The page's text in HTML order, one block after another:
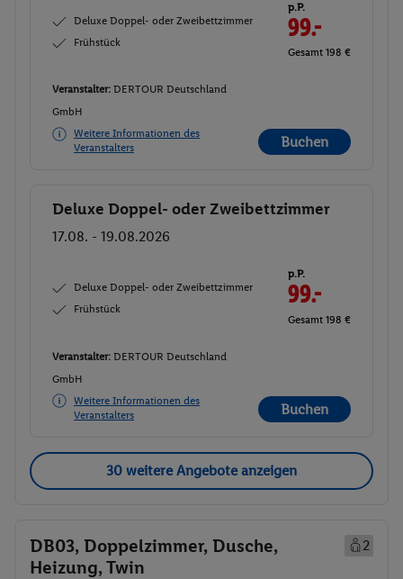
Deluxe Doppel- oder Zweibettzimmer
Frühstück
p.P.
99.-
Gesamt 198 €
Veranstalter: DERTOUR Deutschland
GmbH
Weitere Informationen des
Veranstalters
Buchen
Buchen
Deluxe Doppel- oder Zweibettzimmer
17.08. - 19.08.2026
Deluxe Doppel- oder Zweibettzimmer
Frühstück
p.P.
99.-
Gesamt 198 €
Veranstalter: DERTOUR Deutschland
GmbH
Weitere Informationen des
Veranstalters
Buchen
30 weitere Angebote anzeigen
DB03, Doppelzimmer, Dusche,
Heizung, Twin
2